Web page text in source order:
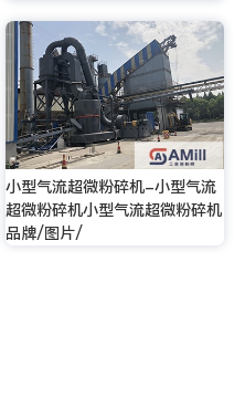
小型气流超微粉碎机-小型气流
超微粉碎机小型气流超微粉碎机
品牌/图片/